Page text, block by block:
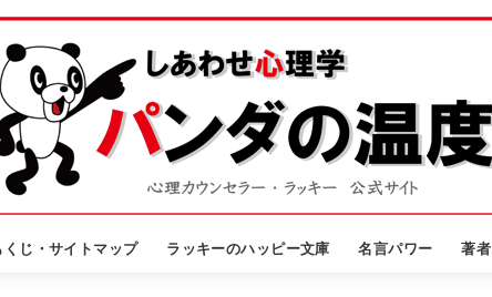
くじ・サイトマップ ラッキーのハッピー文庫 名言パワー 著